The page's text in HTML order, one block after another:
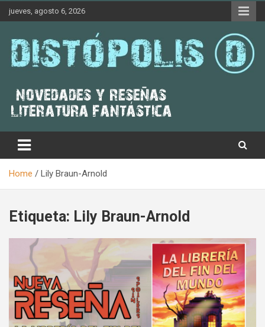
jueves, agosto 6, 2026
Distópolis
Home Lily Braun-Arnold
Etiqueta: Lily Braun-Arnold